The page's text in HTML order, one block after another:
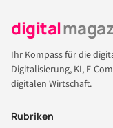
digital
Ihr Kompass für die
Digitalisierung, KI, E-
digitalen Wirtschaft.
Rubriken